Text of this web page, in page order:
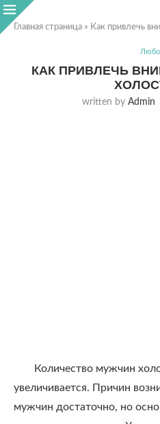
Главная страница » Как привлечь
КАК ПРИВЛЕЧЬ
written by Admin
Количество мужчин
увеличивается. Причин
мужчин достаточно, но